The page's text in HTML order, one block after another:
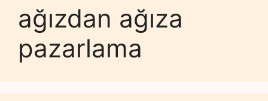
ağızdan ağıza
pazarlama